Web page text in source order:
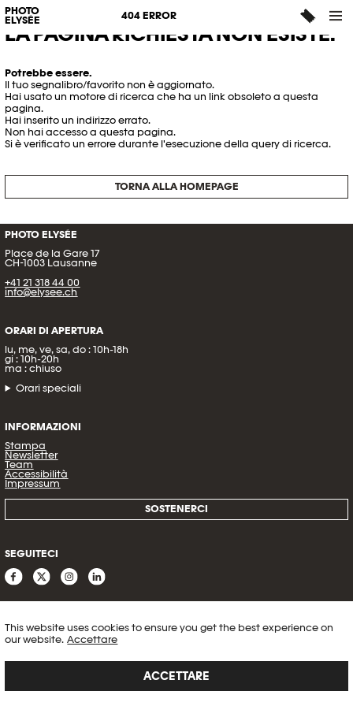
This website uses cookies to ensure you get the best experience on
our website. Accettare
ACCETTARE
PHOTO
ELYSÉE
404 ERROR
LA PAGINA RICHIESTA NON ESISTE.
Potrebbe essere.
Il tuo segnalibro/favorito non è aggiornato.
Hai usato un motore di ricerca che ha un link obsoleto a questa
pagina.
Hai inserito un indirizzo errato.
Non hai accesso a questa pagina.
Si è verificato un errore durante l'esecuzione della query di ricerca.
TORNA ALLA HOMEPAGE
PHOTO ELYSÉE
Place de la Gare 17
CH-1003 Lausanne
+41 21 318 44 00
info@elysee.ch
ORARI DI APERTURA
lu, me, ve, sa, do : 10h-18h
gi : 10h-20h
ma : chiuso
Orari speciali
INFORMAZIONI
Stampa
Newsletter
Team
Accessibilità
Impressum
SOSTENERCI
SEGUITECI